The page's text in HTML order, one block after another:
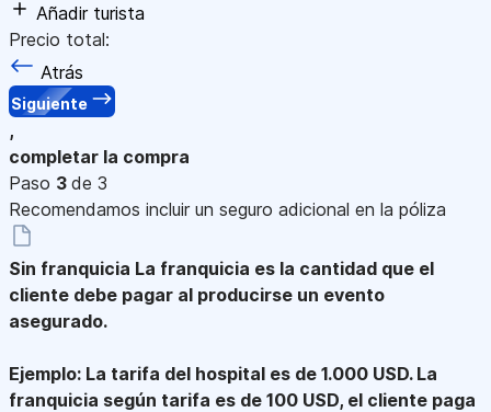
Añadir turista
Precio total:
Atrás
Siguiente
,
completar la compra
Paso 3 de 3
Recomendamos incluir un seguro adicional en la póliza
Sin franquicia La franquicia es la cantidad que el
cliente debe pagar al producirse un evento
asegurado.
Ejemplo: La tarifa del hospital es de 1.000 USD. La
franquicia según tarifa es de 100 USD, el cliente paga